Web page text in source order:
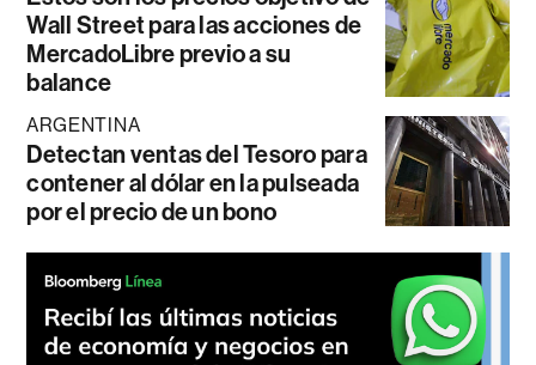
Wall Street para las acciones de
MercadoLibre previo a su
balance
ARGENTINA
Detectan ventas del Tesoro para
contener al dólar en la pulseada
por el precio de un bono